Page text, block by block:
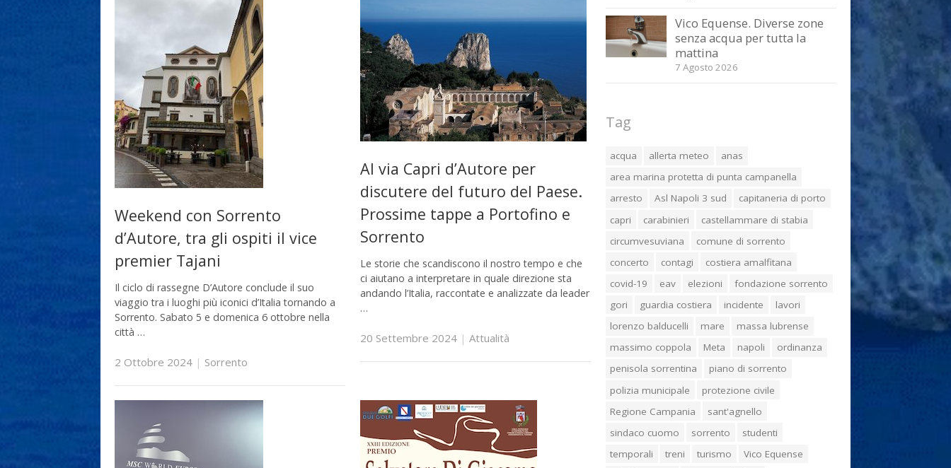
Weekend con Sorrento
d’Autore, tra gli ospiti il vice
premier Tajani
Il ciclo di rassegne D’Autore conclude il suo
viaggio tra i luoghi più iconici d’Italia tornando a
Sorrento. Sabato 5 e domenica 6 ottobre nella
città …
2 Ottobre 2024 | Sorrento
Al via Capri d’Autore per
discutere del futuro del Paese.
Prossime tappe a Portofino e
Sorrento
Le storie che scandiscono il nostro tempo e che
ci aiutano a interpretare in quale direzione sta
andando l’Italia, raccontate e analizzate da leader
…
20 Settembre 2024| Attualità
Vico Equense. Diverse zone
senza acqua per tutta la
mattina
7 Agosto 2026
Tag
acqua allerta meteo
anas
area marina protetta di punta campanella
arresto
Asl Napoli 3 sud
capitaneria di porto
capri
carabinieri
castellammare di stabia
circumvesuviana
comune di sorrento
concerto
contagi
costiera amalfitana
covid-19
eav elezioni
fondazione sorrento
gori
guardia costiera incidente
lavori
lorenzo balducelli
mare
massa lubrense
massimo coppola
Meta napoli
ordinanza
penisola sorrentina
piano di sorrento
polizia municipale
protezione civile
Regione Campania
sant'agnello
sindaco cuomo
sorrento
studenti
temporali
treni turismo
Vico Equense